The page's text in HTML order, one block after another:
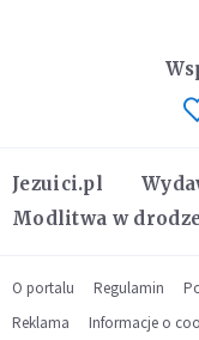
Jezuici.pl
Modlitwa w
O portalu Regulamin
Reklama
Informacje o